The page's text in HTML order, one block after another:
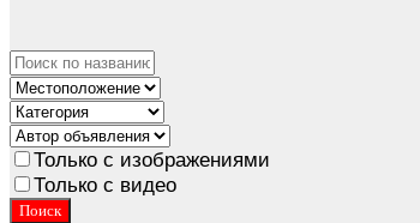
Только с изображениями
Только с видео
Поиск